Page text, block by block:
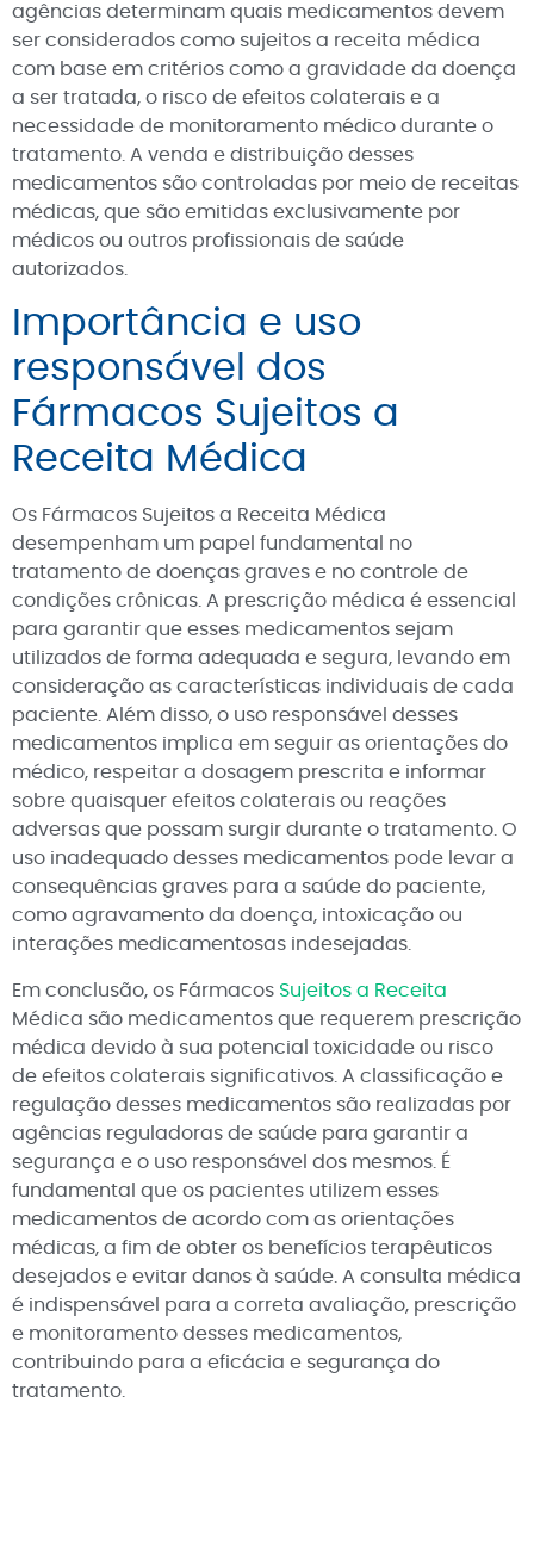
agências determinam quais medicamentos devem
ser considerados como sujeitos a receita médica
com base em critérios como a gravidade da doença
a ser tratada, o risco de efeitos colaterais e a
necessidade de monitoramento médico durante o
tratamento. A venda e distribuição desses
medicamentos são controladas por meio de receitas
médicas, que são emitidas exclusivamente por
médicos ou outros profissionais de saúde
autorizados.
Importância e uso
responsável dos
Fármacos Sujeitos a
Receita Médica
Os Fármacos Sujeitos a Receita Médica
desempenham um papel fundamental no
tratamento de doenças graves e no controle de
condições crônicas. A prescrição médica é essencial
para garantir que esses medicamentos sejam
utilizados de forma adequada e segura, levando em
consideração as características individuais de cada
paciente. Além disso, o uso responsável desses
medicamentos implica em seguir as orientações do
médico, respeitar a dosagem prescrita e informar
sobre quaisquer efeitos colaterais ou reações
adversas que possam surgir durante o tratamento. O
uso inadequado desses medicamentos pode levar a
consequências graves para a saúde do paciente,
como agravamento da doença, intoxicação ou
interações medicamentosas indesejadas.
Em conclusão, os Fármacos Sujeitos a Receita
Médica são medicamentos que requerem prescrição
médica devido à sua potencial toxicidade ou risco
de efeitos colaterais significativos. A classificação e
regulação desses medicamentos são realizadas por
agências reguladoras de saúde para garantir a
segurança e o uso responsável dos mesmos. É
fundamental que os pacientes utilizem esses
medicamentos de acordo com as orientações
médicas, a fim de obter os benefícios terapêuticos
desejados e evitar danos à saúde. A consulta médica
é indispensável para a correta avaliação, prescrição
e monitoramento desses medicamentos,
contribuindo para a eficácia e segurança do
tratamento.